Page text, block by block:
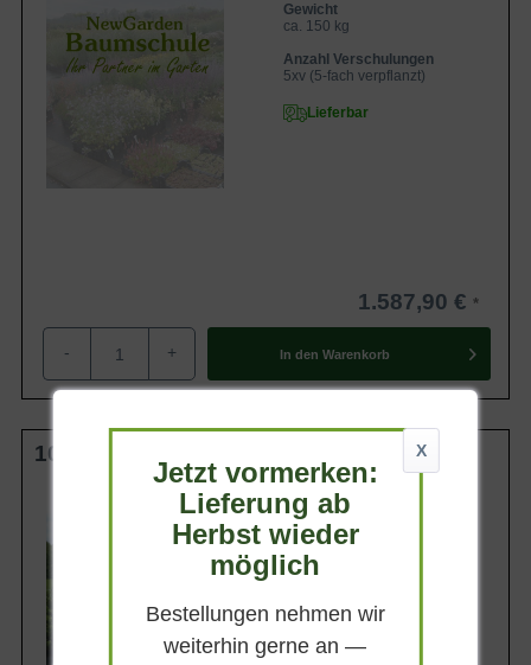
Gewicht
ca. 150 kg
Anzahl Verschulungen
5xv (5-fach verpflanzt)
Lieferbar
1.587,90 €
- + In den Warenkorb
100 cm Stamm C20
Kronengröße
30-40 cm
Belaubung
Sommergrün
Dunkelgrün
Standort
X
Jetzt vormerken:
Lieferung ab
Herbst wieder
möglich
Bestellungen nehmen wir
weiterhin gerne an —